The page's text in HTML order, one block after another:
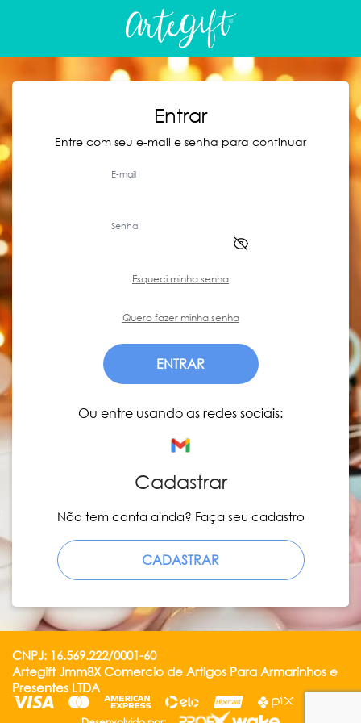
Entrar
Entre com seu e-mail e senha para continuar
E-mail
Senha
Esqueci minha senha
Quero fazer minha senha
ENTRAR
Ou entre usando as redes sociais:
Cadastrar
Não tem conta ainda? Faça seu cadastro
CADASTRAR
CNPJ: 16.569.222/0001-60
Artegift Jmm8X Comercio de Artigos Para Armarinhos e
Presentes LTDA